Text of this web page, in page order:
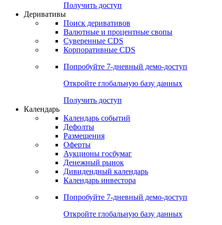
Получить доступ
Деривативы
Поиск деривативов
Валютные и процентные свопы
Суверенные CDS
Корпоративные CDS
Попробуйте 7-дневный демо-доступ
Откройте глобальную базу данных
Получить доступ
Календарь
Календарь событий
Дефолты
Размещения
Оферты
Аукционы госбумаг
Денежный рынок
Дивидендный календарь
Календарь инвестора
Попробуйте 7-дневный демо-доступ
Откройте глобальную базу данных